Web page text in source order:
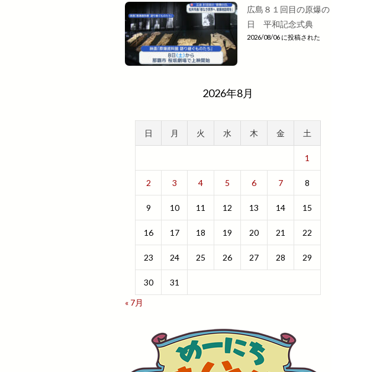
広島８１回目の原爆の
日 平和記念式典
2026/08/06 に投稿された
2026年8月
日 月 火 水 木 金 土
1
2 3 4 5 6 7 8
9 10 11 12 13 14 15
16 17 18 19 20 21 22
23 24 25 26 27 28 29
30
31
« 7月